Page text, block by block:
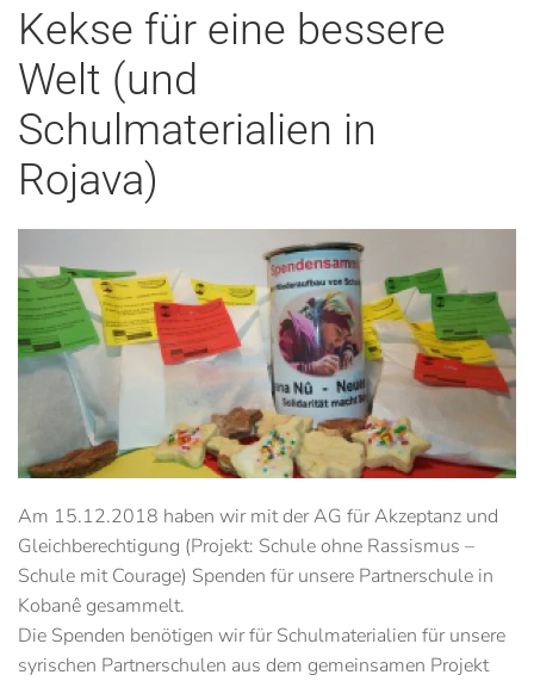
Kekse für eine bessere
Welt (und
Schulmaterialien in
Rojava)
Am 15.12.2018 haben wir mit der AG für Akzeptanz und
Gleichberechtigung (Projekt: Schule ohne Rassismus –
Schule mit Courage) Spenden für unsere Partnerschule in
Kobanê gesammelt.
Die Spenden benötigen wir für Schulmaterialien für unsere
syrischen Partnerschulen aus dem gemeinsamen Projekt